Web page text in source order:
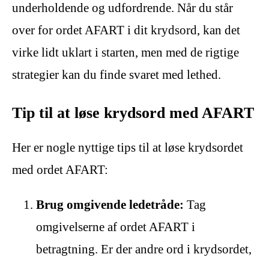
underholdende og udfordrende. Når du står
over for ordet AFART i dit krydsord, kan det
virke lidt uklart i starten, men med de rigtige
strategier kan du finde svaret med lethed.
Tip til at løse krydsord med AFART
Her er nogle nyttige tips til at løse krydsordet
med ordet AFART:
Brug omgivende ledetråde: Tag
omgivelserne af ordet AFART i
betragtning. Er der andre ord i krydsordet,